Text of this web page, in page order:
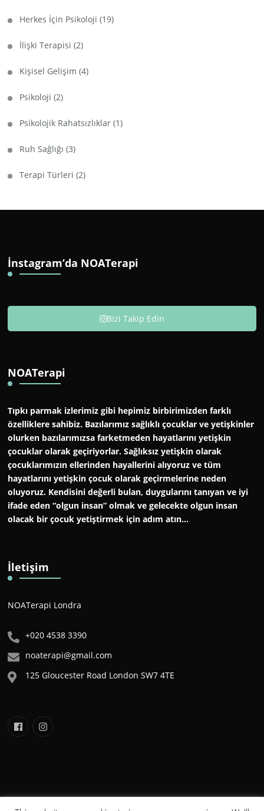
Herkes İçin Psikoloji (19)
İlişki Terapisi (2)
Kişisel Gelişim (4)
Psikoloji (2)
Psikolojik Rahatsızlıklar (1)
Ruh Sağlığı (3)
Terapi Türleri (2)
İnstagram’da NOATerapi
Bizi Takip Edin
NOATerapi
Tıpkı parmak izlerimiz gibi hepimiz birbirimizden farklı
özelliklere sahibiz. Bazılarımız sağlıklı çocuklar ve yetişkinler
olurken bazılarımızsa farketmeden hayatlarını yetişkin
çocuklar olarak geçiriyorlar. Sağlıksız yetişkin olarak
çocuklarımızın ellerinden hayallerini alıyoruz ve tüm
hayatlarını yetişkin çocuk olarak geçirmelerine neden
oluyoruz. Kendisini değerli bulan, duygularını tanıyan ve iyi
ifade eden “olgun insan” olmak ve gelecekte olgun insan
olacak bir çocuk yetiştirmek için adım atın…
İletişim
NOATerapi Londra
+020 4538 3390
noaterapi@gmail.com
125 Gloucester Road London SW7 4TE